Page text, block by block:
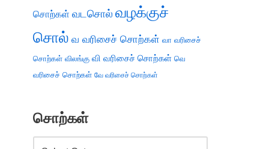
சொற்கள் வடசொல் வழக்குச்
சொல் வ வரிசைச் சொற்கள் வா வரிசைச்
சொற்கள் விலங்கு வி வரிசைச் சொற்கள் வெ
வரிசைச் சொற்கள் வே வரிசைச் சொற்கள்
சொற்கள்